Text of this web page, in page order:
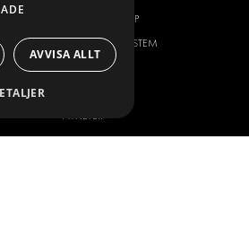
ONE-STOP-SHOP
OM MODUL-SYSTEM
BROSCHYRER
AVVISA ALLT